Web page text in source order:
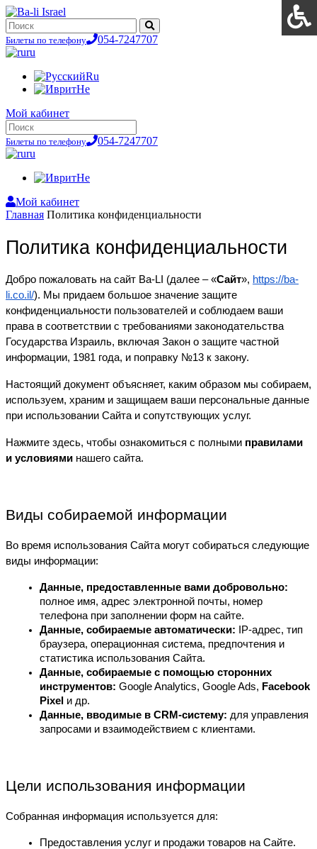
Билеты по телефону
054-7247707
ru
Ru
He
Мой кабинет
Билеты по телефону
054-7247707
ru
He
Мой кабинет
Главная Политика конфиденциальности
Политика конфиденциальности
Добро пожаловать на сайт Ba-LI (далее – «Сайт», https://ba-
li.co.il/). Мы придаем большое значение защите
конфиденциальности пользователей и соблюдаем ваши
права в соответствии с требованиями законодательства
Государства Израиль, включая Закон о защите частной
информации, 1981 года, и поправку №13 к закону.
Настоящий документ объясняет, каким образом мы собираем,
используем, храним и защищаем ваши персональные данные
при использовании Сайта и сопутствующих услуг.
Нажмите здесь, чтобы ознакомиться с полными правилами
и условиями нашего сайта.
Виды собираемой информации
Во время использования Сайта могут собираться следующие
виды информации:
Данные, предоставленные вами добровольно:
полное имя, адрес электронной почты, номер
телефона при заполнении форм на сайте.
Данные, собираемые автоматически: IP-адрес, тип
браузера, операционная система, предпочтения и
статистика использования Сайта.
Данные, собираемые с помощью сторонних
инструментов: Google Analytics, Google Ads, Facebook
Pixel и др.
Данные, вводимые в CRM-систему: для управления
запросами и взаимодействием с клиентами.
Цели использования информации
Собранная информация используется для:
Предоставления услуг и продажи товаров на Сайте.